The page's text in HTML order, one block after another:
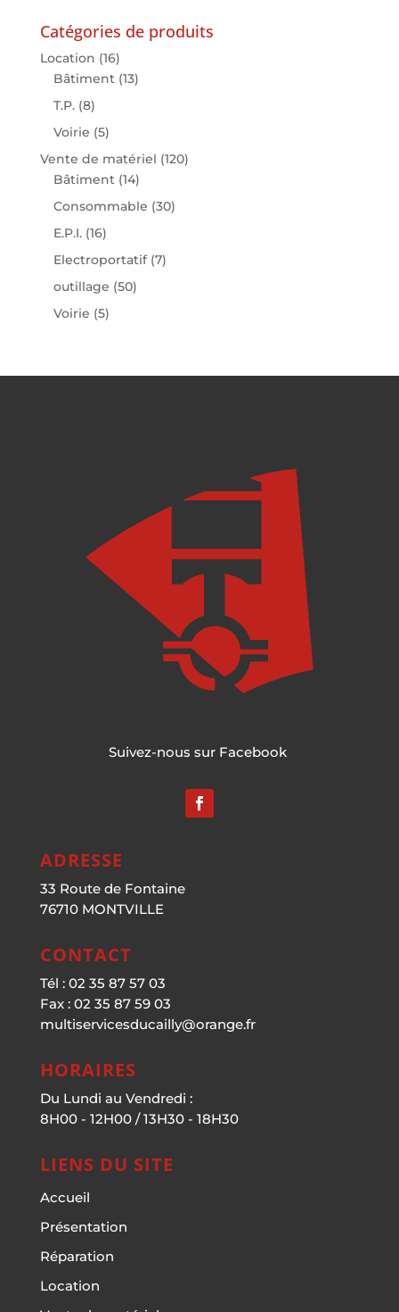
Catégories de produits
Location (16)
Bâtiment (13)
T.P. (8)
Voirie (5)
Vente de matériel (120)
Bâtiment (14)
Consommable (30)
E.P.I. (16)
Electroportatif (7)
outillage (50)
Voirie (5)
Suivez-nous sur Facebook
ADRESSE
33 Route de Fontaine
76710 MONTVILLE
CONTACT
Tél : 02 35 87 57 03
Fax : 02 35 87 59 03
multiservicesducailly@orange.fr
HORAIRES
Du Lundi au Vendredi :
8H00 - 12H00 / 13H30 - 18H30
LIENS DU SITE
Accueil
Présentation
Réparation
Location